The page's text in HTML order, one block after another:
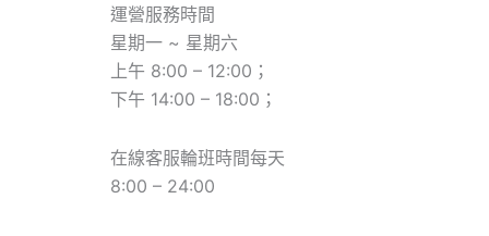
運營服務時間
星期一 ~ 星期六
上午 8:00 – 12:00；
下午 14:00 – 18:00；
在線客服輪班時間每天
8:00 – 24:00